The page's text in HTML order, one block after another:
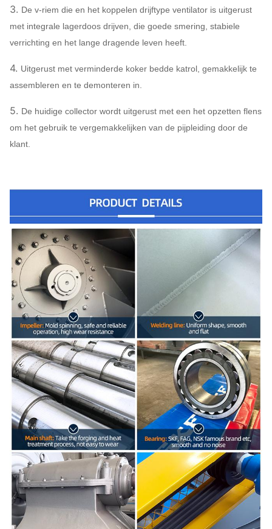
3. De v-riem die en het koppelen drijftype ventilator is uitgerust
met integrale lagerdoos drijven, die goede smering, stabiele
verrichting en het lange dragende leven heeft.
4. Uitgerust met verminderde koker bedde katrol, gemakkelijk te
assembleren en te demonteren in.
5. De huidige collector wordt uitgerust met een het opzetten flens
om het gebruik te vergemakkelijken van de pijpleiding door de
klant.